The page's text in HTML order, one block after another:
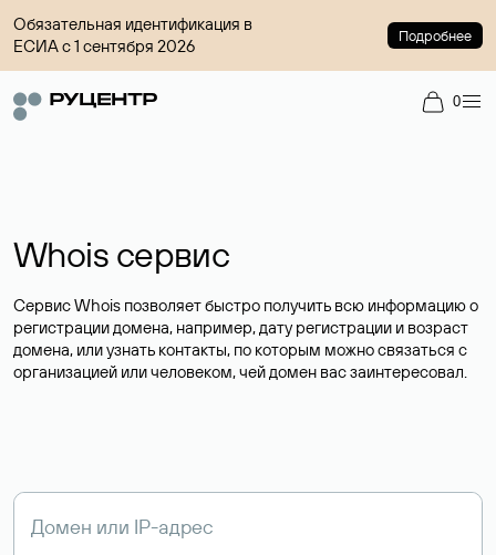
Обязательная идентификация в
ЕСИА с 1 сентября 2026
Подробнее
0
Whois сервис
Сервис Whois позволяет быстро получить всю информацию о
регистрации домена, например, дату регистрации и возраст
домена, или узнать контакты, по которым можно связаться с
организацией или человеком, чей домен вас заинтересовал.